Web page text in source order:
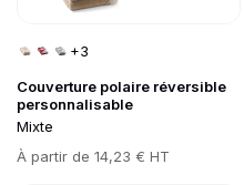
Couverture polaire réversible
personnalisable
Mixte
Prix
À partir de 14,23 € HT
+3